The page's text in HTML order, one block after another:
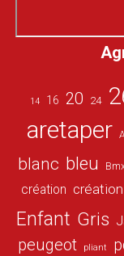
14 16 20 24
aretaper
blanc bleu
création
Enfant Gris
peugeot pliant